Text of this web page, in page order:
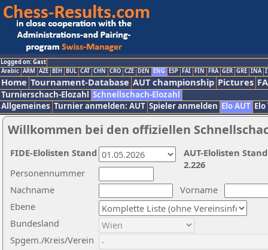
Logged on: Gast
Arabic ARM AZE BIH BUL CAT CHN CRO CZE DEN ENG ESP FAI FIN FRA GER GRE INA
Home Tournament-Database AUT championship Pictures
Turnierschach-Elozahl Schnellschach-Elozahl
Allgemeines Turnier anmelden: AUT Spieler anmelden Elo AUT
Willkommen bei den offiziellen
Nachname
Vorname
Ebene
Personennummer
Bundesland
Spgem./Kreis/Verein
AUT-Elolisten
2.226
FIDE-Elolisten Stand